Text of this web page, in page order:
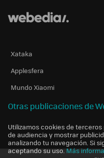
Xataka
Applesfera
Mundo Xiaomi
Otras publicaciones de
Utilizamos cookies de
de audiencia y mostrar
analizando tu navegación. Si
aceptando su uso. Más